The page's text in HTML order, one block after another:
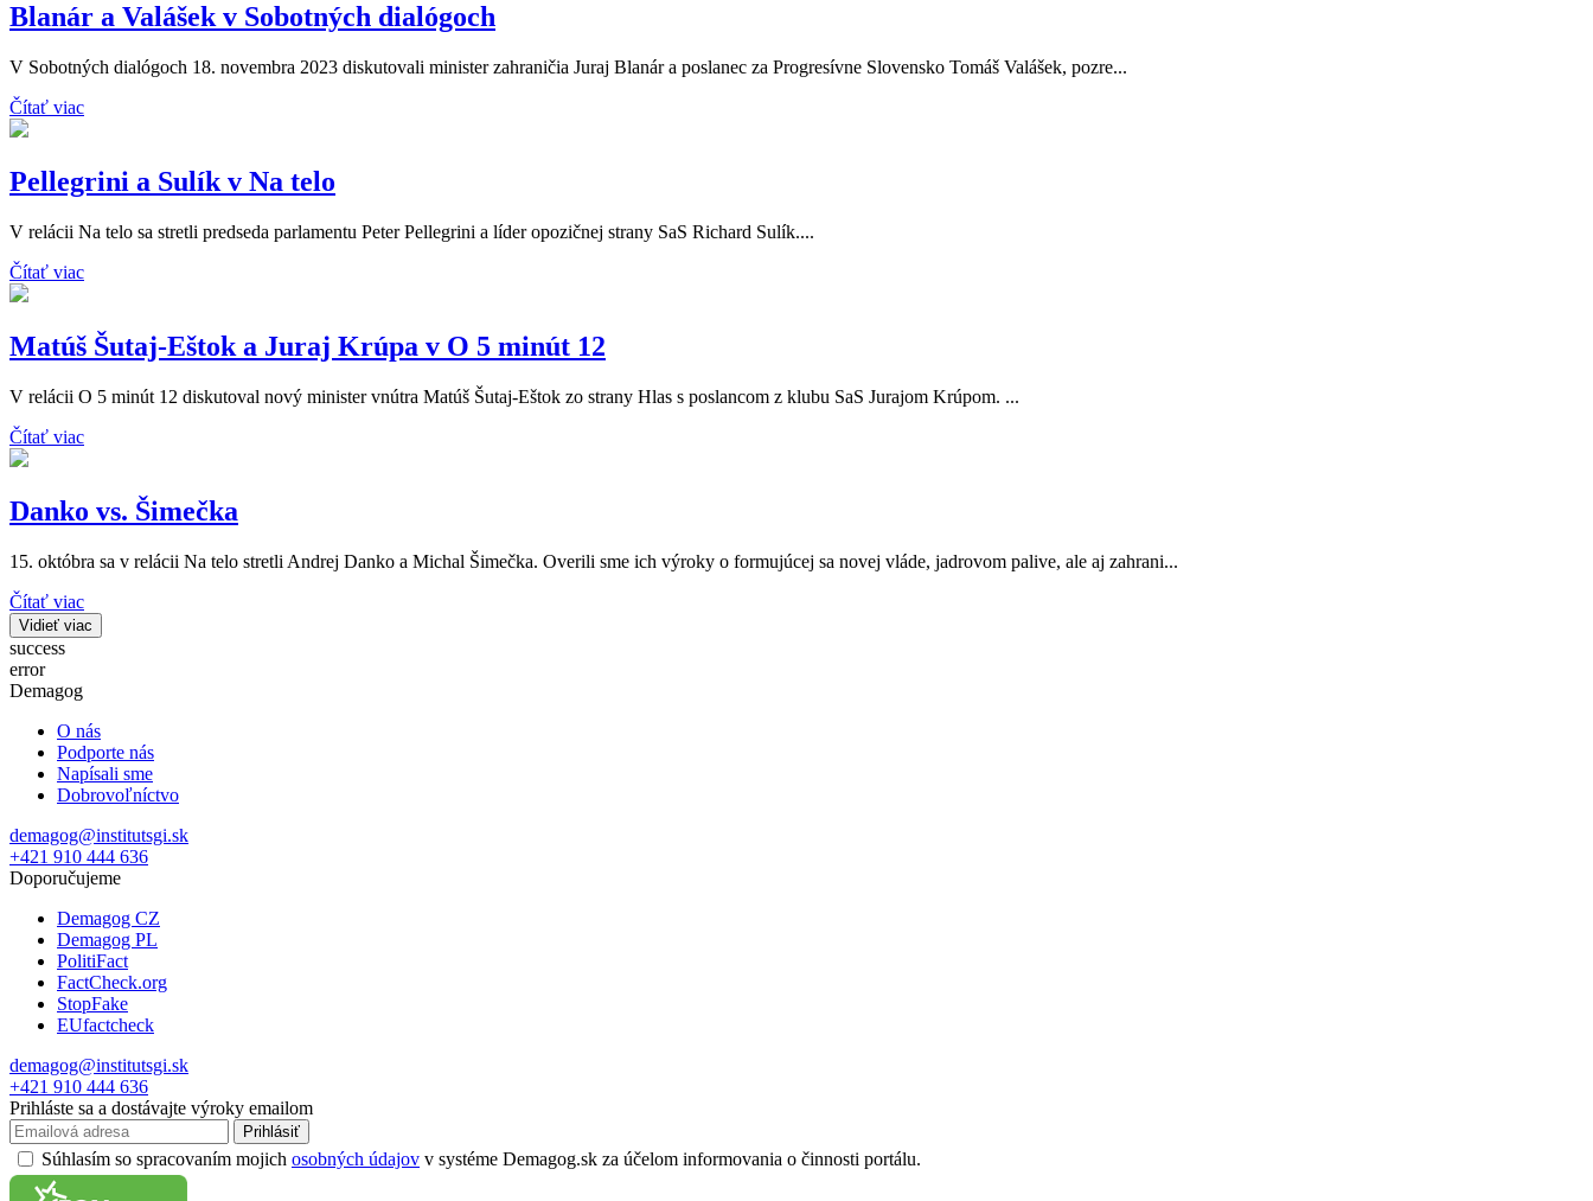
Blanár a Valášek v Sobotných dialógoch
V Sobotných dialógoch 18. novembra 2023 diskutovali minister zahraničia Juraj Blanár a poslanec za Progresívne Slovensko Tomáš Valášek, pozre...
Čítať viac
Pellegrini a Sulík v Na telo
V relácii Na telo sa stretli predseda parlamentu Peter Pellegrini a líder opozičnej strany SaS Richard Sulík....
Čítať viac
Matúš Šutaj-Eštok a Juraj Krúpa v O 5 minút 12
V relácii O 5 minút 12 diskutoval nový minister vnútra Matúš Šutaj-Eštok zo strany Hlas s poslancom z klubu SaS Jurajom Krúpom. ...
Čítať viac
Danko vs. Šimečka
15. októbra sa v relácii Na telo stretli Andrej Danko a Michal Šimečka. Overili sme ich výroky o formujúcej sa novej vláde, jadrovom palive, ale aj zahrani...
Čítať viac
Vidieť viac
success
error
Demagog
O nás
Podporte nás
Napísali sme
Dobrovoľníctvo
demagog@institutsgi.sk
+421 910 444 636
Doporučujeme
Demagog CZ
Demagog PL
PolitiFact
FactCheck.org
StopFake
EUfactcheck
demagog@institutsgi.sk
+421 910 444 636
Prihláste sa a dostávajte výroky emailom
Prihlásiť
Súhlasím so spracovaním mojich osobných údajov v systéme Demagog.sk za účelom informovania o činnosti portálu.